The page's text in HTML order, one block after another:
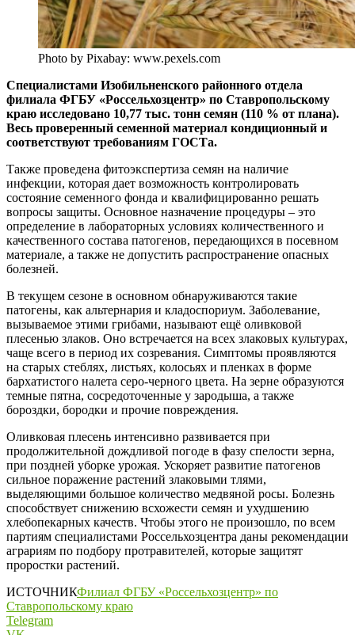
Photo by Pixabay: www.pexels.com
Специалистами Изобильненского районного отдела
филиала ФГБУ «Россельхозцентр» по Ставропольскому
краю исследовано 10,77 тыс. тонн семян (110 % от плана).
Весь проверенный семенной материал кондиционный и
соответствуют требованиям ГОСТа.
Также проведена фитоэкспертиза семян на наличие
инфекции, которая дает возможность контролировать
состояние семенного фонда и квалифицированно решать
вопросы защиты. Основное назначение процедуры – это
определение в лабораторных условиях количественного и
качественного состава патогенов, передающихся в посевном
материале, а также не допустить распространение опасных
болезней.
В текущем сезоне в основном обнаруживаются такие
патогены, как альтернария и кладоспориум. Заболевание,
вызываемое этими грибами, называют ещё оливковой
плесенью злаков. Оно встречается на всех злаковых культурах,
чаще всего в период их созревания. Симптомы проявляются
на старых стеблях, листьях, колосьях и пленках в форме
бархатистого налета серо-черного цвета. На зерне образуются
темные пятна, сосредоточенные у зародыша, а также
бороздки, бородки и прочие повреждения.
Оливковая плесень интенсивно развивается при
продолжительной дождливой погоде в фазу спелости зерна,
при поздней уборке урожая. Ускоряет развитие патогенов
сильное поражение растений злаковыми тлями,
выделяющими большое количество медвяной росы. Болезнь
способствует снижению всхожести семян и ухудшению
хлебопекарных качеств. Чтобы этого не произошло, по всем
партиям специалистами Россельхозцентра даны рекомендации
аграриям по подбору протравителей, которые защитят
проростки растений.
ИСТОЧНИКФилиал ФГБУ «Россельхозцентр» по
Ставропольскому краю
Telegram